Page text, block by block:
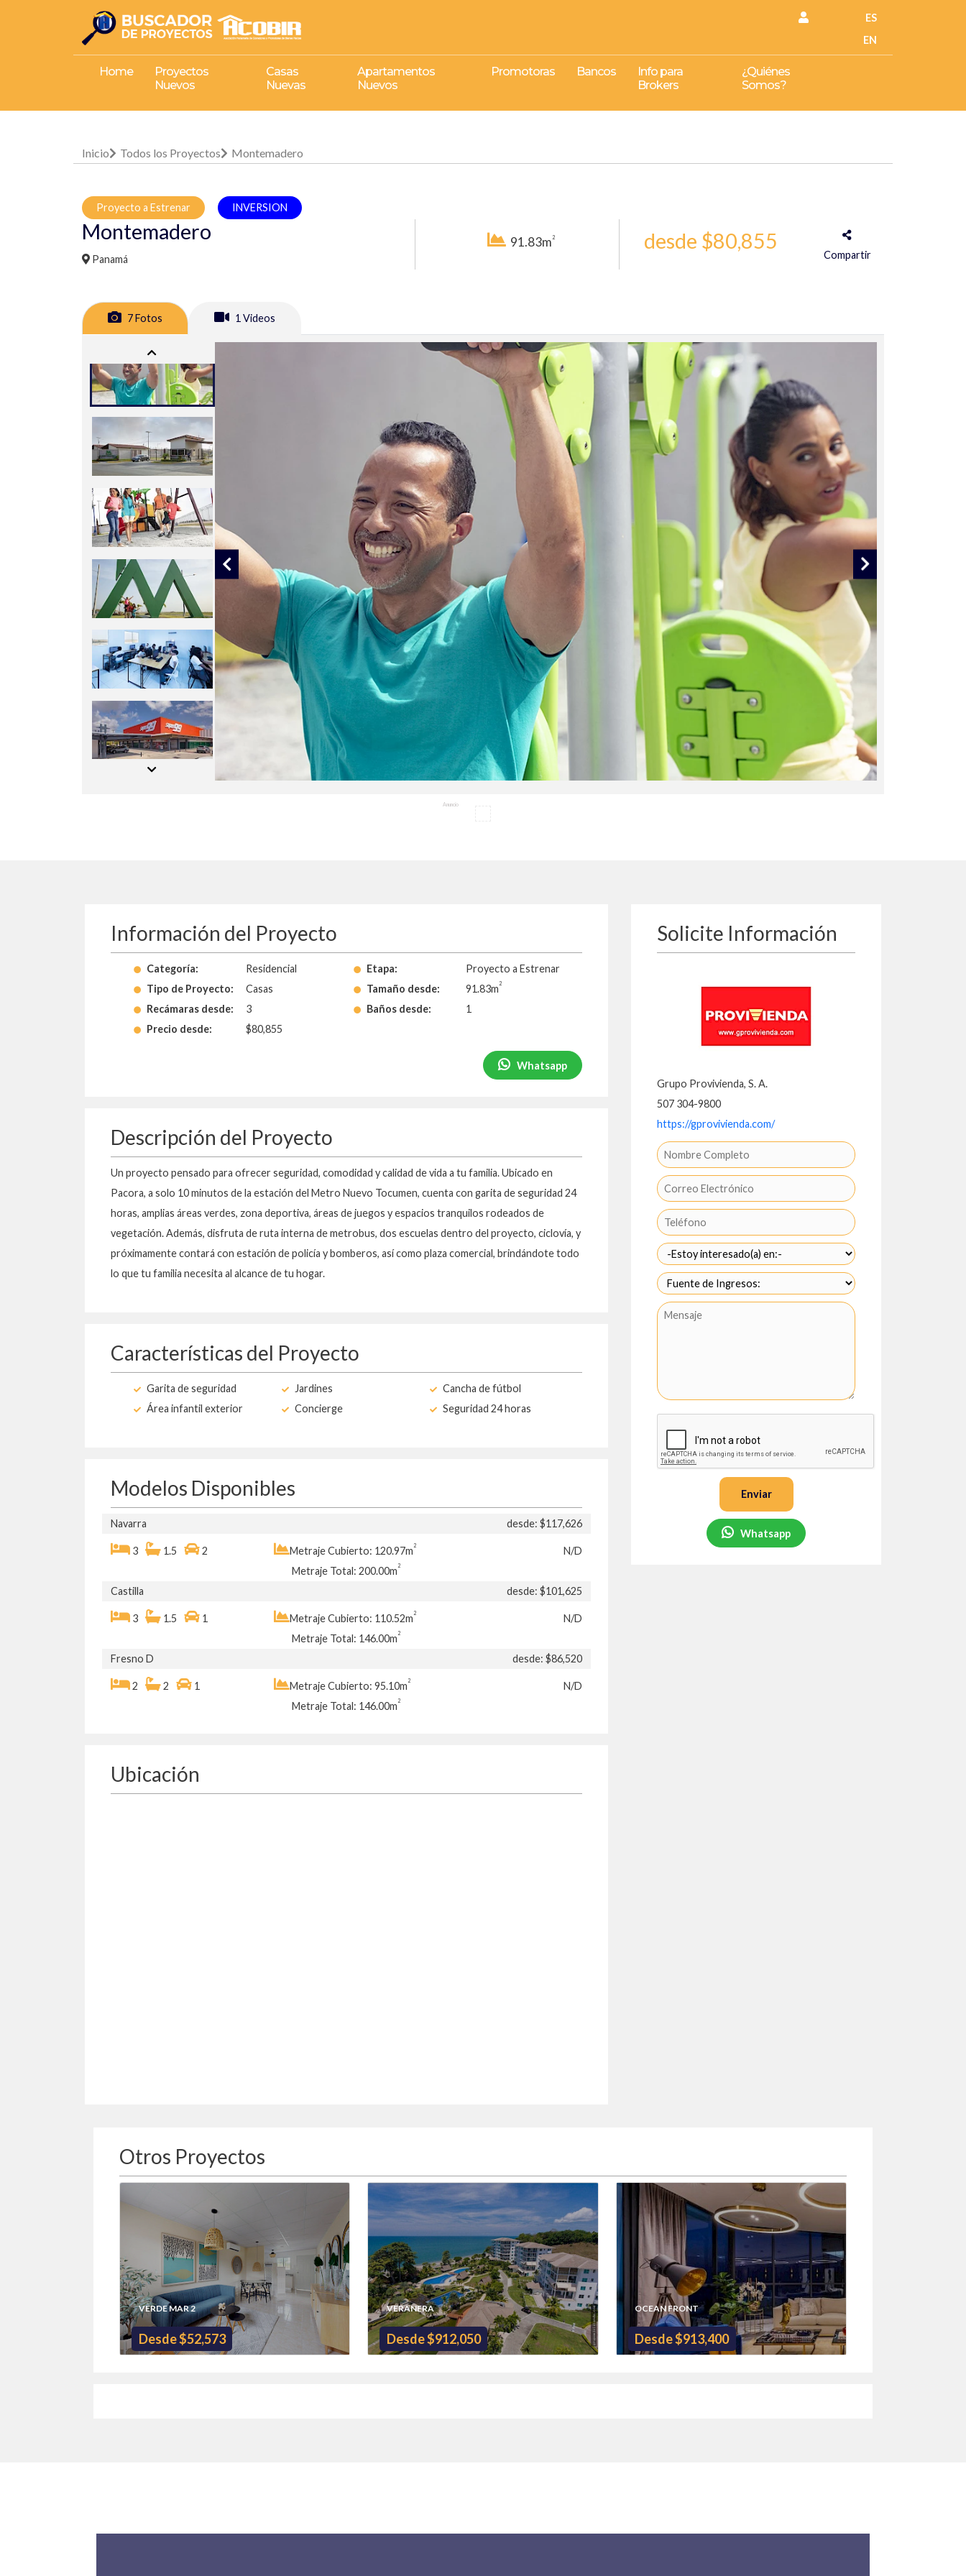
ES
EN
Home
Proyectos
Nuevos
Casas
Nuevas
Apartamentos
Nuevos
Promotoras Bancos
Info para
Brokers
¿Quiénes
Somos?
Inicio Todos los Proyectos Montemadero
Proyecto a Estrenar INVERSION
Montemadero
Panamá
91.83m 2 desde $80,855
Compartir
7 Fotos 1 Videos
Anuncio
Información del Proyecto
Categoría: Residencial Etapa:
Proyecto a Estrenar
Tipo de Proyecto:
Casas Tamaño desde: 91.83m 2
Recámaras desde: 3 Baños desde:
1
Precio desde:
$80,855
Whatsapp
Descripción del Proyecto
Un proyecto pensado para ofrecer seguridad, comodidad y calidad de vida a tu familia. Ubicado en
Pacora, a solo 10 minutos de la estación del Metro Nuevo Tocumen, cuenta con garita de seguridad 24
horas, amplias áreas verdes, zona deportiva, áreas de juegos y espacios tranquilos rodeados de
vegetación. Además, disfruta de ruta interna de metrobus, dos escuelas dentro del proyecto, ciclovía, y
próximamente contará con estación de policía y bomberos, así como plaza comercial, brindándote todo
lo que tu familia necesita al alcance de tu hogar.
Características del Proyecto
Garita de seguridad Jardines
Cancha de fútbol
Área infantil exterior
Concierge Seguridad 24 horas
Modelos Disponibles
Navarra desde: $117,626
3 1.5 2 Metraje Cubierto: 120.97m 2
Metraje Total: 200.00m 2
N/D
Castilla desde: $101,625
3 1.5 1 Metraje Cubierto: 110.52m 2
Metraje Total: 146.00m 2
N/D
Fresno D desde: $86,520
2 2 1 Metraje Cubierto: 95.10m 2
Metraje Total: 146.00m 2
N/D
Ubicación
Solicite Información
Grupo Provivienda, S. A.
507 304-9800
https://gprovivienda.com/
Enviar
Whatsapp
Otros Proyectos
VERDE MAR 2
Desde $52,573
VERANERA
Desde $912,050
OCEAN FRONT
Desde $913,400